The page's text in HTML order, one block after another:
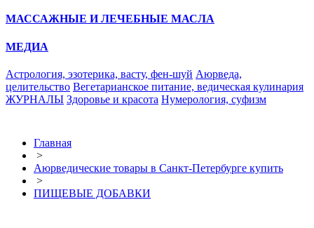
МАССАЖНЫЕ И ЛЕЧЕБНЫЕ МАСЛА
МЕДИА
Астрология, эзотерика, васту, фен-шуй Аюрведа,
целительство Вегетарианское питание, ведическая кулинария
ЖУРНАЛЫ Здоровье и красота Нумерология, суфизм
Главная
>
Аюрведические товары в Санкт-Петербурге купить
>
ПИЩЕВЫЕ ДОБАВКИ